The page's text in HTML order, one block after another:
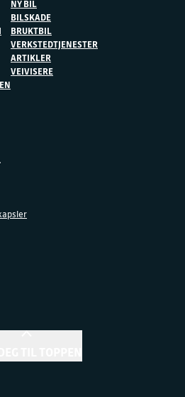
NY BIL
BILSKADE
BRUKTBIL
VERKSTEDTJENESTER
ARTIKLER
VEIVISERE